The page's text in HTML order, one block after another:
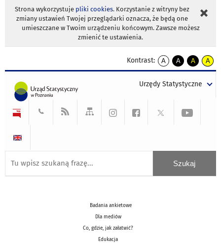
Strona wykorzystuje pliki cookies. Korzystanie z witryny bez
zmiany ustawień Twojej przeglądarki oznacza, że będą one
umieszczane w Twoim urządzeniu końcowym. Zawsze możesz
zmienić te ustawienia.
Kontrast:
A
kontrast
A
kontrast
tekst
czarnym
A
kontrast
tekst
czarnym
A
tekst
żółtym
Urzędy Statystyczne
Badania ankietowe
Dla mediów
Co, gdzie, jak załatwić?
Edukacja